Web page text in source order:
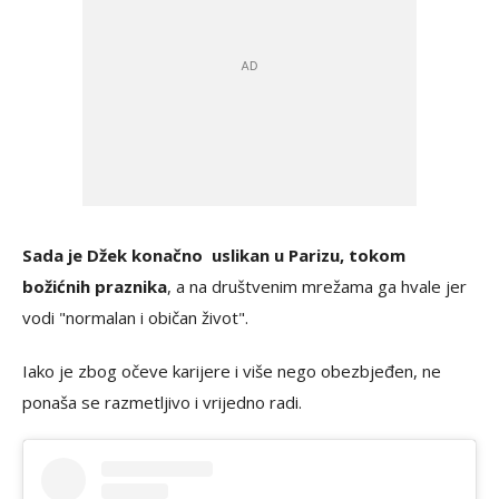
Sada je Džek konačno uslikan u Parizu, tokom
božićnih praznika, a na društvenim mrežama ga hvale jer
vodi "normalan i običan život".
Iako je zbog očeve karijere i više nego obezbjeđen, ne
ponaša se razmetljivo i vrijedno radi.